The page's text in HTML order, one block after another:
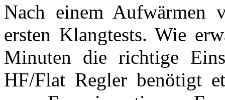
Nach einem
ersten Klangtests. Wie
Minuten die richtige
HF/Flat Regler benötigt